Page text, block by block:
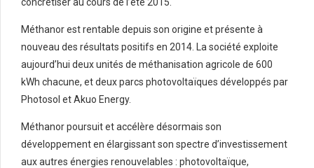
Méthanor est rentable depuis son origine et présente à
nouveau des résultats positifs en 2014. La société exploite
aujourd’hui deux unités de méthanisation agricole de 600
kWh chacune, et deux parcs photovoltaïques développés par
Photosol et Akuo Energy.
Méthanor poursuit et accélère désormais son
développement en élargissant son spectre d’investissement
aux autres énergies renouvelables : photovoltaïque,